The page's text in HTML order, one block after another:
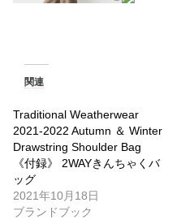
関連
Traditional Weatherwear
2021-2022 Autumn ＆ Winter
Drawstring Shoulder Bag
《付録》 2WAYきんちゃくバ
ッグ
2021年10月18日
ブランドブック